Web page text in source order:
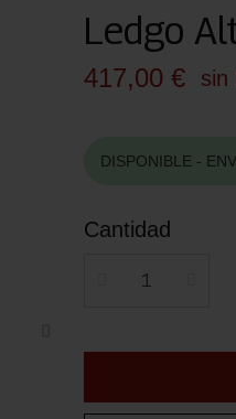
Ledgo
417,00 € sin
DISPONIBLE -
Cantidad